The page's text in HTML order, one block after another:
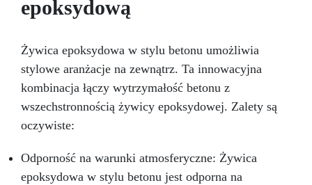
epoksydową
Żywica epoksydowa w stylu betonu umożliwia
stylowe aranżacje na zewnątrz. Ta innowacyjna
kombinacja łączy wytrzymałość betonu z
wszechstronnością żywicy epoksydowej. Zalety są
oczywiste:
Odporność na warunki atmosferyczne: Żywica
epoksydowa w stylu betonu jest odporna na